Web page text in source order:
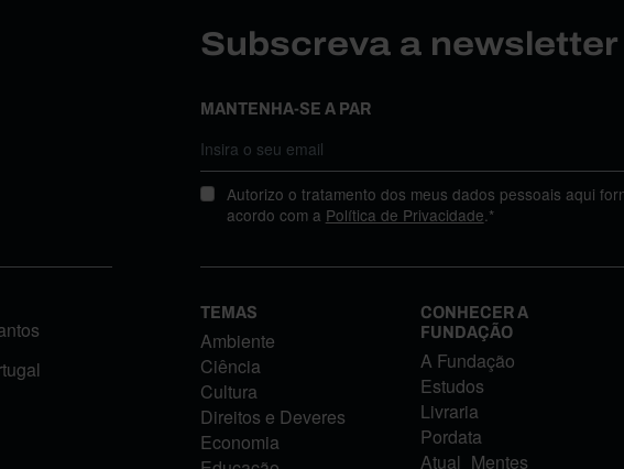
Subscreva a
MANTENHA-SE A PAR
Autorizo o tratamento dos meus dados pessoais aqui
acordo com a Política de Privacidade .*
TEMAS
Ambiente
Ciência
Cultura
Direitos e Deveres
Economia
CONHECER A
FUNDAÇÃO
A Fundação
Estudos
Livraria
Pordata
Atual_Mentes